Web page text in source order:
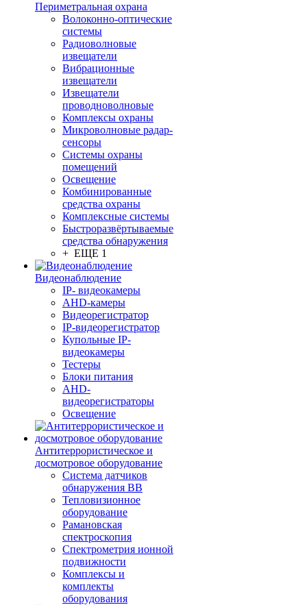
Периметральная охрана
Волоконно-оптические
системы
Радиоволновые
извещатели
Вибрационные
извещатели
Извещатели
проводноволновые
Комплексы охраны
Микроволновые радар-
сенсоры
Системы охраны
помещений
Освещение
Комбинированные
средства охраны
Комплексные системы
Быстроразвёртываемые
средства обнаружения
+ ЕЩЕ 1
Видеонаблюдение
IP- видеокамеры
AHD-камеры
Видеорегистратор
IP-видеорегистратор
Купольные IP-
видеокамеры
Тестеры
Блоки питания
AHD-
видеорегистраторы
Освещение
Антитеррористическое и
досмотровое оборудование
Cистема датчиков
обнаружения ВВ
Тепловизионное
оборудование
Рамановская
спектроскопия
Спектрометрия ионной
подвижности
Комплексы и
комплекты
оборудования